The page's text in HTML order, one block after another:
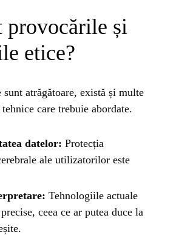
provocările și
etice?
atrăgătoare, există și multe
care trebuie abordate.
datelor: Protecția
ale utilizatorilor este
Tehnologiile actuale
ceea ce ar putea duce la